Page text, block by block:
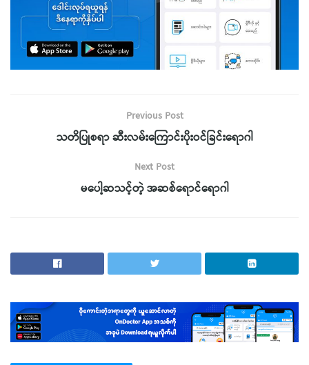
Previous Post
သတိပြုစရာ ဆီးလမ်းကြောင်းပိုးဝင်ခြင်းရောဂါ
Next Post
မပေါ့ဆသင့်တဲ့ အဆစ်ရောင်ရောဂါ